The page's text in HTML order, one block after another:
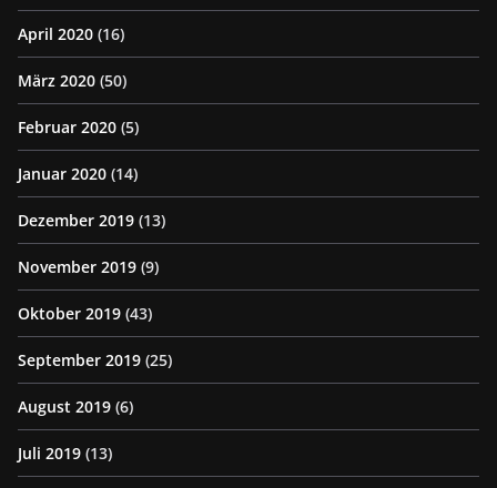
April 2020 (16)
März 2020 (50)
Februar 2020 (5)
Januar 2020 (14)
Dezember 2019 (13)
November 2019 (9)
Oktober 2019 (43)
September 2019 (25)
August 2019 (6)
Juli 2019 (13)